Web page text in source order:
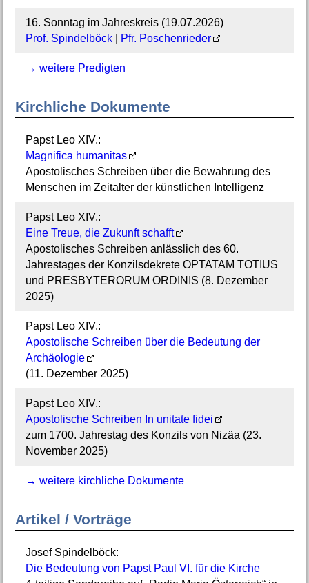
16. Sonntag im Jahreskreis (19.07.2026)
Prof. Spindelböck| Pfr. Poschenrieder
→ weitere Predigten
Kirchliche Dokumente
Papst Leo XIV.:
Magnifica humanitas
Apostolisches Schreiben über die Bewahrung des
Menschen im Zeitalter der künstlichen Intelligenz
Papst Leo XIV.:
Eine Treue, die Zukunft schafft
Apostolisches Schreiben anlässlich des 60.
Jahrestages der Konzilsdekrete OPTATAM TOTIUS
und PRESBYTERORUM ORDINIS (8. Dezember
2025)
Papst Leo XIV.:
Apostolische Schreiben über die Bedeutung der
Archäologie
(11. Dezember 2025)
Papst Leo XIV.:
Apostolische Schreiben In unitate fidei
zum 1700. Jahrestag des Konzils von Nizäa (23.
November 2025)
→ weitere kirchliche Dokumente
Artikel / Vorträge
Josef Spindelböck:
Die Bedeutung von Papst Paul VI. für die Kirche